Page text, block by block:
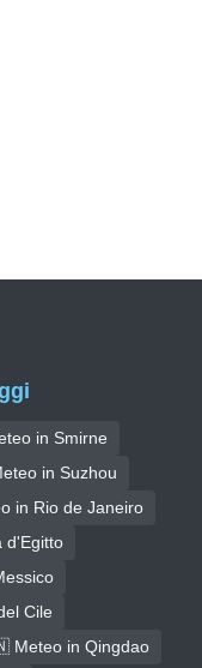
in Smirne
in Suzhou
in Rio de Janeiro
Cile
in Qingdao